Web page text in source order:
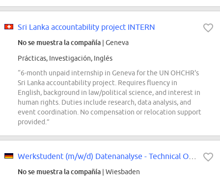
Sri Lanka accountability project INTERN
No se muestra la compañía | Geneva
Prácticas, Investigación, Inglés
“6-month unpaid internship in Geneva for the UN OHCHR's
Sri Lanka accountability project. Requires fluency in
English, background in law/political science, and interest in
human rights. Duties include research, data analysis, and
event coordination. No compensation or relocation support
provided.”
No se muestra la compañía | Wiesbaden